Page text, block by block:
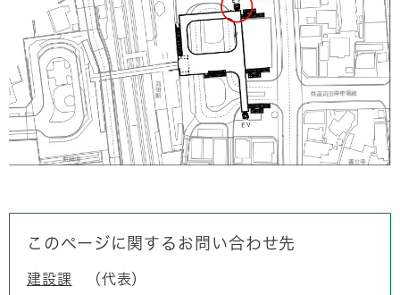
このページに関するお問い合わせ先
建設課
代表